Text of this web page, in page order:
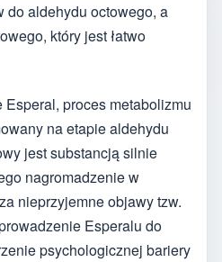
do aldehydu octowego, a
który jest łatwo
proces metabolizmu
na etapie aldehydu
jest substancją silnie
nagromadzenie w
nieprzyjemne objawy tzw.
Esperalu do
psychologicznej bariery